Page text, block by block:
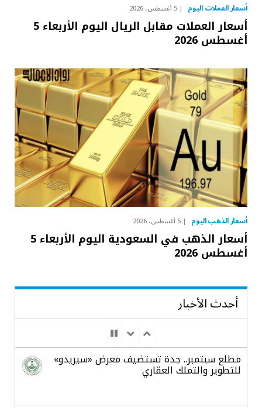
أسعار العملات اليوم 5 أغسطس، 2026
أسعار العملات مقابل الريال اليوم الأربعاء 5
أغسطس 2026
أسعار الذهب اليوم 5 أغسطس، 2026
أسعار الذهب في السعودية اليوم الأربعاء 5
أغسطس 2026
أحدث الأخبار
مطلع سبتمبر.. جدة تستضيف معرض «سيريدو»
للتطوير والتملك العقاري